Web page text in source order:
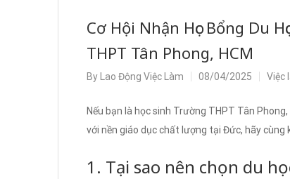
Cơ Hội Nhận Học Bổng Du
THPT Tân Phong, HCM
By Lao Động Việc Làm 08/04/2025 Việc
Nếu bạn là học sinh Trường THPT Tân
với nền giáo dục chất lượng tại Đức, hãy cùng
1. Tại sao nên chọn du